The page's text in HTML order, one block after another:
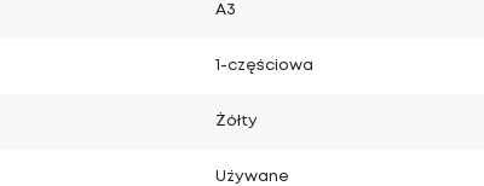
A3
1-częściowa
Żółty
Używane